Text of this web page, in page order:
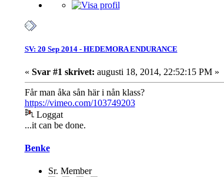
SV: 20 Sep 2014 - HEDEMORA ENDURANCE
« Svar #1 skrivet: augusti 18, 2014, 22:52:15 PM »
Får man åka sån här i nån klass?
https://vimeo.com/103749203
Loggat
...it can be done.
Benke
Sr. Member